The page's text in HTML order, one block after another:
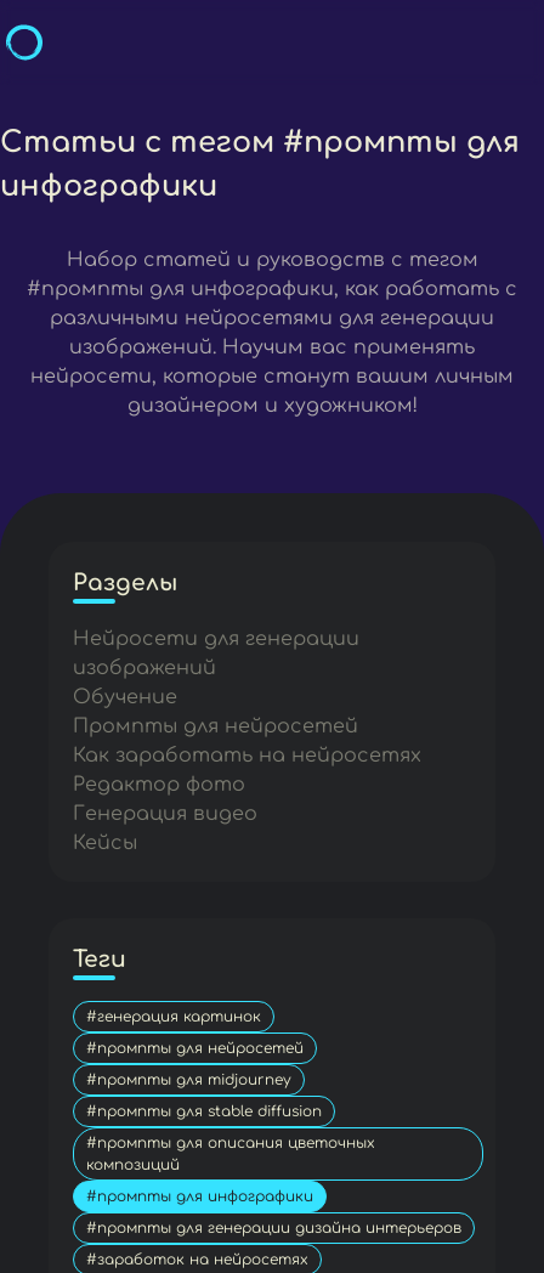
Статьи c тегом #промпты для
инфографики
Набор статей и руководств с тегом
#промпты для инфографики, как работать с
различными нейросетями для генерации
изображений. Научим вас применять
нейросети, которые станут вашим личным
дизайнером и художником!
Разделы
Нейросети для генерации
изображений
Обучение
Промпты для нейросетей
Как заработать на нейросетях
Редактор фото
Генерация видео
Кейсы
Теги
#генерация картинок
#промпты для нейросетей
#промпты для midjourney
#промпты для stable diffusion
#промпты для описания цветочных
композиций
#промпты для инфографики
#промпты для генерации дизайна интерьеров
#заработок на нейросетях